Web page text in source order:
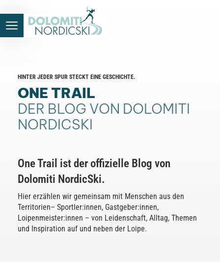
HINTER JEDER SPUR STECKT EINE GESCHICHTE.
ONE TRAIL
DER BLOG VON DOLOMITI
NORDICSKI
One Trail ist der offizielle Blog von
Dolomiti NordicSki.
Hier erzählen wir gemeinsam mit Menschen aus den
Territorien– Sportler:innen, Gastgeber:innen,
Loipenmeister:innen – von Leidenschaft, Alltag, Themen
und Inspiration auf und neben der Loipe.